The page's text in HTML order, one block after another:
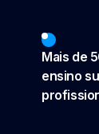
Mais de
ensino